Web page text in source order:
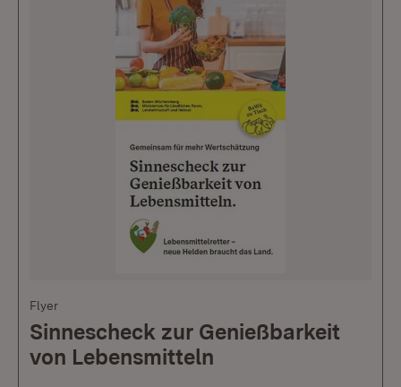
Flyer
Sinnescheck zur Genießbarkeit
von Lebensmitteln